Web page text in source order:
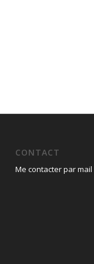
CONTACT
Me contacter par mail